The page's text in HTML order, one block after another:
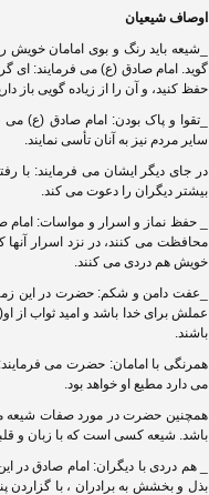
اوصاف شیعیان
_شیعه باید رنگ و بوی امامان خویش
گوید. امام صادق (ع) می فرمایند: ای
حفظ کنید، و آن را از زیاده گویی باز
_تقوا و پاک بودن: امام صادق (ع)
سایر مردم نیز به آنان تأسی نمایند.
در جای دیگر ایشان می فرمایند: با
بیشتر دیگران را دعوت می کند.
_ حفظ نماز و اسرار و مواسات: امام
محافظت می کنند، در نزد اسرار آنها
خویش هم دردی می کنند.
_عفت دامن و شکم: حضرت در این
عملش برای خدا باشد و امید ثواب از
باشند.
همرنگی با امامان: حضرت می
می دارد مطیع او خواهد بود.
همچنین حضرت در مورد صفات شیعه می
باشد. شیعه کسی است که با زبان و
_ هم دردی با دیگران: امام صادق در
بذل و بخشش به برادران ، با گزاردن